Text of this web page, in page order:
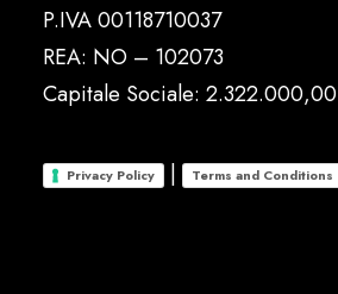
P.IVA 00118710037
REA: NO – 102073
Capitale Sociale: 2.322.000,00
Privacy Policy | Terms and Conditions